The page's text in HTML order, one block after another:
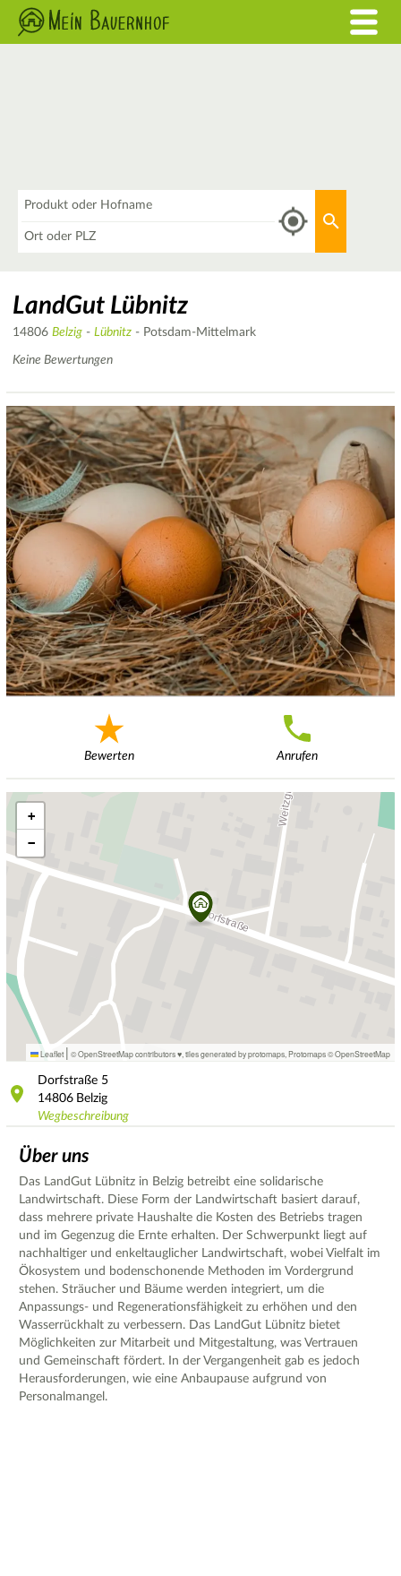
LandGut Lübnitz
14806 Belzig - Lübnitz - Potsdam-Mittelmark
Keine Bewertungen
Bewerten Anrufen
+
−
Leaflet | © OpenStreetMap contributors ♥, tiles generated by protomaps Protomaps©OpenStreetMap
Dorfstraße 5
14806 Belzig
Wegbeschreibung
Über uns
Das LandGut Lübnitz in Belzig betreibt eine solidarische
Landwirtschaft. Diese Form der Landwirtschaft basiert darauf,
dass mehrere private Haushalte die Kosten des Betriebs tragen
und im Gegenzug die Ernte erhalten. Der Schwerpunkt liegt auf
nachhaltiger und enkeltauglicher Landwirtschaft, wobei Vielfalt im
Ökosystem und bodenschonende Methoden im Vordergrund
stehen. Sträucher und Bäume werden integriert, um die
Anpassungs- und Regenerationsfähigkeit zu erhöhen und den
Wasserrückhalt zu verbessern. Das LandGut Lübnitz bietet
Möglichkeiten zur Mitarbeit und Mitgestaltung, was Vertrauen
und Gemeinschaft fördert. In der Vergangenheit gab es jedoch
Herausforderungen, wie eine Anbaupause aufgrund von
Personalmangel.